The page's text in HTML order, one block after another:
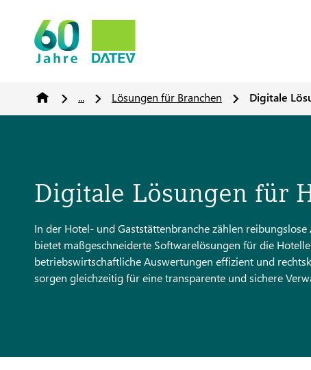
... Lösungen für Branchen Digitale
Digitale Lösungen für
In der Hotel- und Gaststättenbranche zählen
bietet maßgeschneiderte Softwarelösungen für die
betriebswirtschaftliche Auswertungen effizient und
sorgen gleichzeitig für eine transparente und sichere